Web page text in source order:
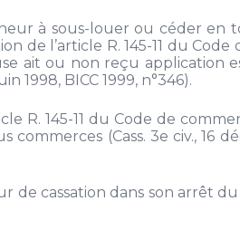
à sous-louer ou céder en
de l’article R. 145-11 du Code
ait ou non reçu application
1998, BICC 1999, n°346).
R. 145-11 du Code de
(Cass. 3e civ., 16
de cassation dans son arrêt